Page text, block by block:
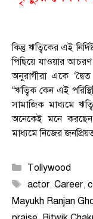
কিন্তু ঋত্বিকের এই
পিছিয়ে যাওয়ার
অনুরাগীরা একে
“ঋত্বিক কেন এই
সামাজিক মাধ্যমে
অনেকেই মনে
মাধ্যমে নিজের
Categories
Tollywood
Tags
actor, Career,
Mayukh Ranjan